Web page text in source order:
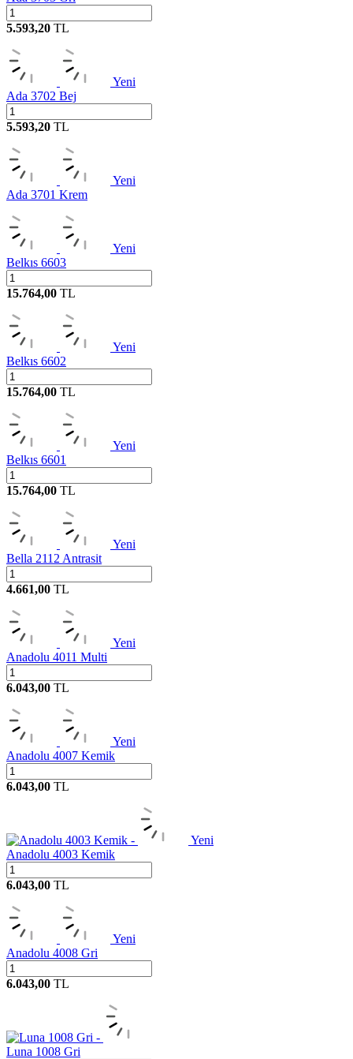
5.593,20 TL
Yeni
Ada 3702 Bej
5.593,20 TL
Yeni
Ada 3701 Krem
Yeni
Belkıs 6603
15.764,00 TL
Yeni
Belkıs 6602
15.764,00 TL
Yeni
Belkıs 6601
15.764,00 TL
Yeni
Bella 2112 Antrasit
4.661,00 TL
Yeni
Anadolu 4011 Multi
6.043,00 TL
Yeni
Anadolu 4007 Kemik
6.043,00 TL
Yeni
Anadolu 4003 Kemik
6.043,00 TL
Yeni
Anadolu 4008 Gri
6.043,00 TL
Luna 1008 Gri